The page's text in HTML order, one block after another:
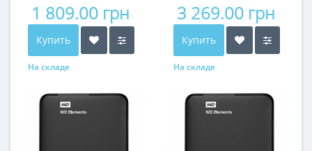
1 809.00 грн
Купить
На складе
3 269.00 грн
Купить
На складе